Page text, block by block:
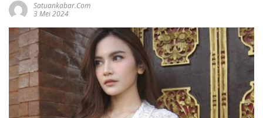
Satuankabar.com
3 Mei 2024